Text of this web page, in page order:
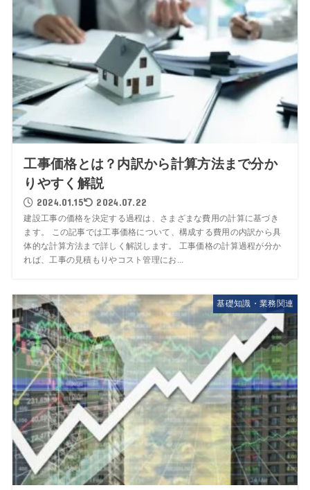
工事価格とは？内訳から計算方法まで分か
りやすく解説
2024.01.15 2024.07.22
建設工事の価格を決定する過程は、さまざまな費用の計算に基づき
ます。 この記事では工事価格について、構成する費用の内訳から具
体的な計算方法まで詳しく解説します。 工事価格の計算過程が分か
れば、工事の見積もりやコスト管理にお...
基礎知識・業務関連